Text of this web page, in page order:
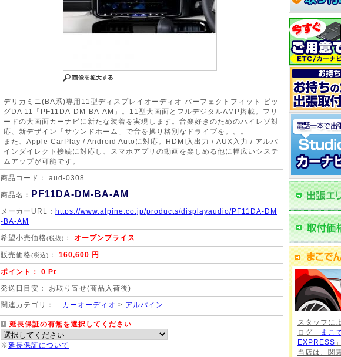
デリカミニ(BA系)専用11型ディスプレイオーディオ パーフェクトフィット ビッ
グDA 11「PF11DA-DM-BA-AM」。11型大画面とフルデジタルAMP搭載。フリ
ードの大画面カーナビに新たな装着を実現します。音楽好きのためのハイレゾ対
応、新デザイン「サウンドホーム」で音を操り格別なドライブを。。。
また、Apple CarPlay / Android Autoに対応。HDMI入出力 / AUX入力 / アルパ
インダイレクト接続に対応し、スマホアプリの動画を楽しめる他に幅広いシステ
ムアップが可能です。
商品コード： aud-0308
商品名： PF11DA-DM-BA-AM
メーカーURL： https://www.alpine.co.jp/products/displayaudio/PF11DA-DM
-BA-AM
希望小売価格(税抜) ： オープンプライス
販売価格(税込) ： 160,600 円
ポイント： 0 Pt
発送日目安： お取り寄せ(商品入荷後)
関連カテゴリ： カーオーディオ > アルパイン
延長保証の有無を選択してください
※延長保証について
スタッフに
ログ「 まこ
EXPRESS
当店は、関